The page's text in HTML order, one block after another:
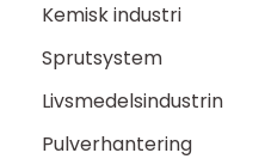
Kemisk industri
Sprutsystem
Livsmedelsindustrin
Pulverhantering